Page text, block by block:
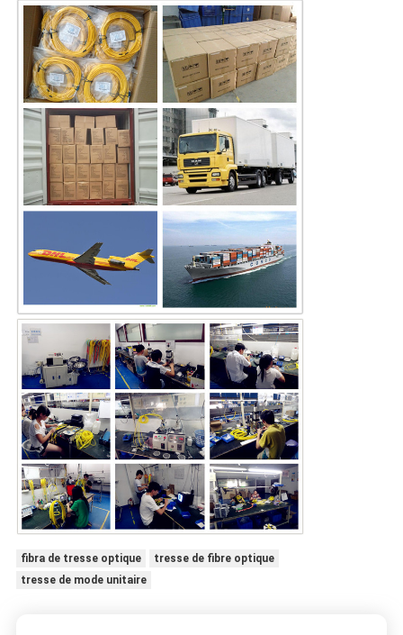
fibra de tresse optique
tresse de fibre optique
tresse de mode unitaire